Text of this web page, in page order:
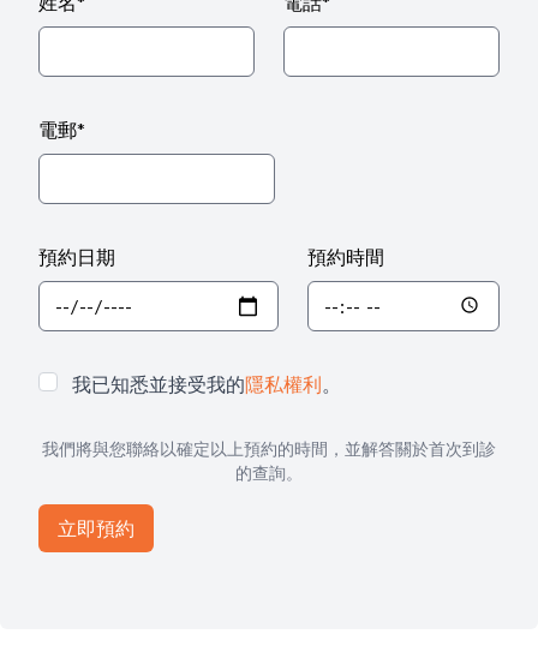
電郵*
預約日期 預約時間
我已知悉並接受我的隱私權利。
我們將與您聯絡以確定以上預約的時間，並解答關於首次到診
的查詢。